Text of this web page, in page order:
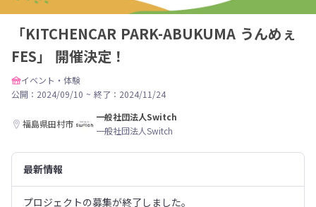
「KITCHENCAR PARK-ABUKUMA うんめぇ
FES」 開催決定！
イベント・体験
公開：2024/09/10 ~ 終了：2024/11/24
福島県田村市
一般社団法人Switch
一般社団法人Switch
最新情報
プロジェクトの募集が終了しました。